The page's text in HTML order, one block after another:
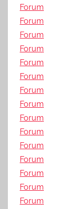
Forum
Forum
Forum
Forum
Forum
Forum
Forum
Forum
Forum
Forum
Forum
Forum
Forum
Forum
Forum